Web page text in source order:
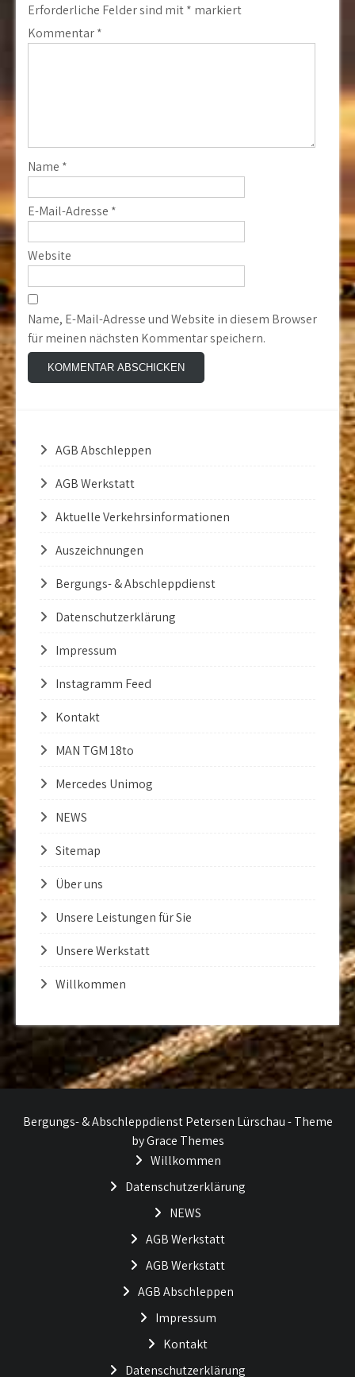
Erforderliche Felder sind mit* markiert
Kommentar*
Name *
E-Mail-Adresse *
Website
Name, E-Mail-Adresse und Website in diesem Browser
für meinen nächsten Kommentar speichern.
AGB Abschleppen
AGB Werkstatt
Aktuelle Verkehrsinformationen
Auszeichnungen
Bergungs- & Abschleppdienst
Datenschutzerklärung
Impressum
Instagramm Feed
Kontakt
MAN TGM 18to
Mercedes Unimog
NEWS
Sitemap
Über uns
Unsere Leistungen für Sie
Unsere Werkstatt
Willkommen
Bergungs- & Abschleppdienst Petersen Lürschau - Theme
by Grace Themes
Willkommen
Datenschutzerklärung
NEWS
AGB Werkstatt
AGB Werkstatt
AGB Abschleppen
Impressum
Kontakt
Datenschutzerklärung